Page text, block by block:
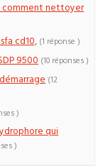
comment nettoyer
cd10, (1 réponse )
9500 (10 réponses )
(12
)
qui
)